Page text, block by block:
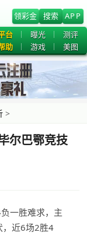
领彩金 搜索
APP
台 曝光
测评
助 游戏 美图
>
尔巴鄂竞技
一胜难求，主
，近6场2胜4